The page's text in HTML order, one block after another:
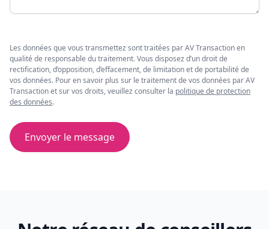
Les données que vous transmettez sont traitées par AV Transaction en
qualité de responsable du traitement. Vous disposez d’un droit de
rectification, d’opposition, d’effacement, de limitation et de portabilité de
vos données. Pour en savoir plus sur le traitement de vos données par AV
Transaction et sur vos droits, veuillez consulter la politique de protection
des données.
Envoyer le message